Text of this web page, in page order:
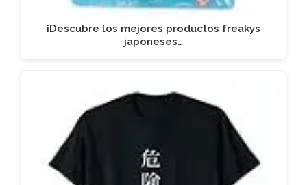
¡Descubre los mejores productos freakys
japoneses…